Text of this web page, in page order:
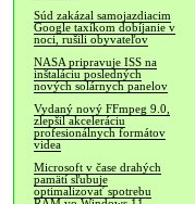
Súd zakázal samojazdiacim
Google taxíkom dobíjanie v
noci, rušili obyvateľov
NASA pripravuje ISS na
inštaláciu posledných
nových solárnych panelov
Vydaný nový FFmpeg 9.0,
zlepšil akceleráciu
profesionálnych formátov
videa
Microsoft v čase drahých
pamätí sľubuje
optimalizovať spotrebu